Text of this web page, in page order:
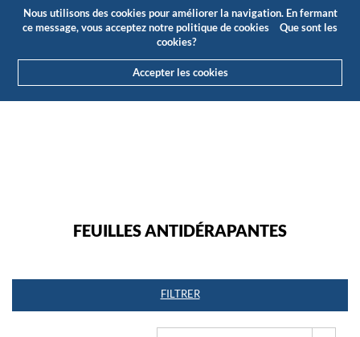
Nous utilisons des cookies pour améliorer la navigation. En fermant
ce message, vous acceptez notre politique de cookies
Que sont les
cookies?
Accepter les cookies
FR
Espace client
Budget(0)
ALUMINIUM TECHNIQUE
FEUILLES ANTIDÉRAPANTES
FILTRER